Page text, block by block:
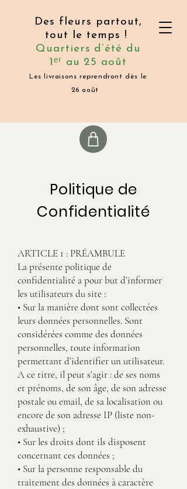
Des fleurs partout,
tout le temps !
Quartiers d’été du
1ᵉʳ au 25 août
Les livraisons reprendront dès le
26 août
Politique de
Confidentialité
ARTICLE 1 : PRÉAMBULE
La présente politique de
confidentialité a pour but d’informer
les utilisateurs du site :
• Sur la manière dont sont collectées
leurs données personnelles. Sont
considérées comme des données
personnelles, toute information
permettant d’identifier un utilisateur.
A ce titre, il peut s’agir : de ses noms
et prénoms, de son âge, de son adresse
postale ou email, de sa localisation ou
encore de son adresse IP (liste non-
exhaustive) ;
• Sur les droits dont ils disposent
concernant ces données ;
• Sur la personne responsable du
traitement des données à caractère